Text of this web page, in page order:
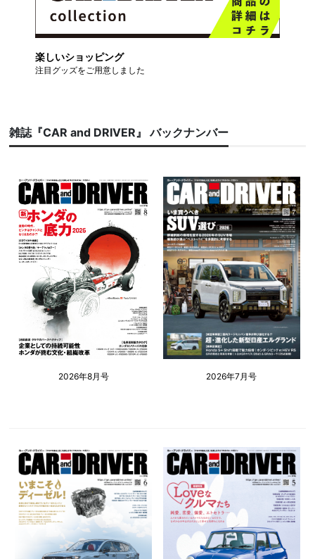
楽しいショッピング
注目グッズをご用意しました
雑誌『CAR and DRIVER』 バックナンバー
2026年8月号 2026年7月号